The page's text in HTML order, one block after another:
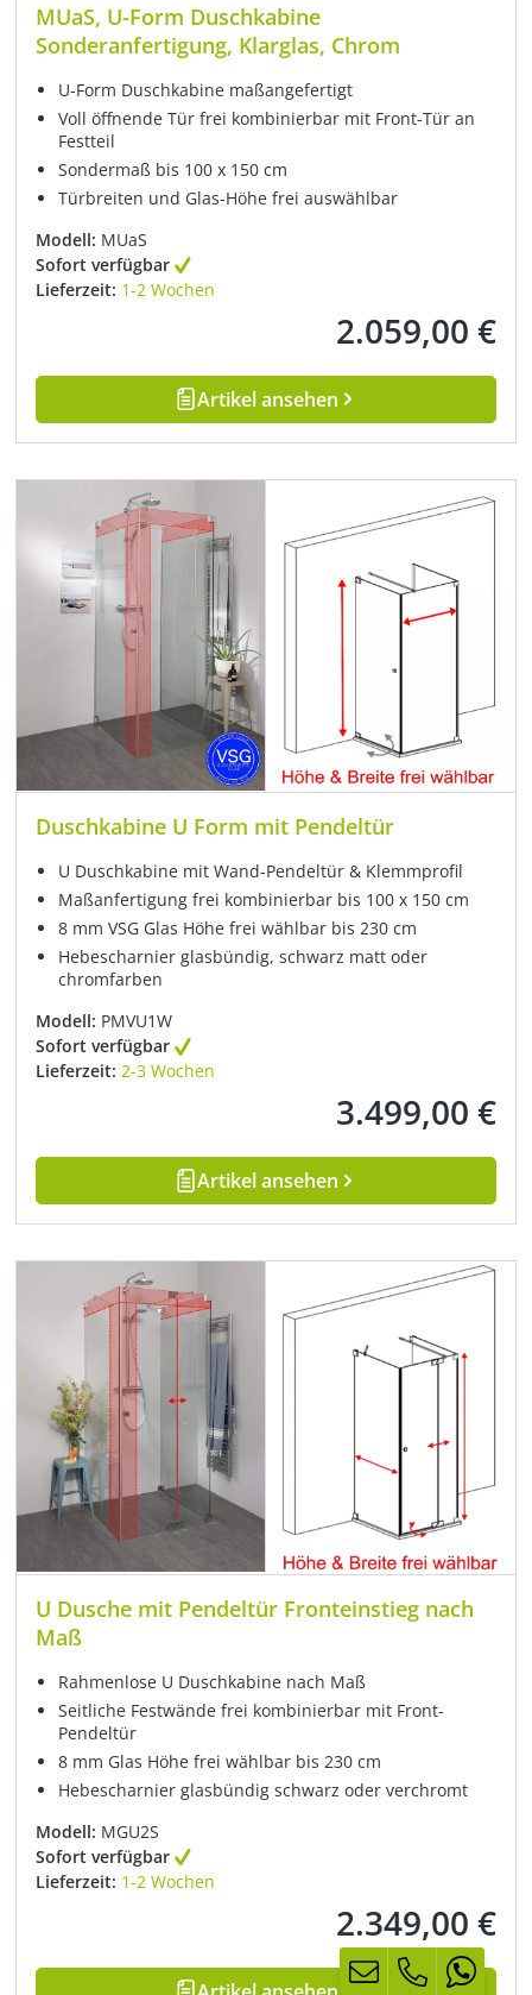
MUaS, U-Form Duschkabine
Sonderanfertigung, Klarglas, Chrom
U-Form Duschkabine maßangefertigt
Voll öffnende Tür frei kombinierbar mit Front-Tür an
Festteil
Sondermaß bis 100 x 150 cm
Türbreiten und Glas-Höhe frei auswählbar
Modell: MUaS
Sofort verfügbar
Lieferzeit: 1-2 Wochen
Regulärer Preis:
2.059,00 €
Artikel ansehen
Duschkabine U Form mit Pendeltür
U Duschkabine mit Wand-Pendeltür & Klemmprofil
Maßanfertigung frei kombinierbar bis 100 x 150 cm
8 mm VSG Glas Höhe frei wählbar bis 230 cm
Hebescharnier glasbündig, schwarz matt oder
chromfarben
Modell: PMVU1W
Sofort verfügbar
Lieferzeit: 2-3 Wochen
Regulärer Preis:
3.499,00 €
Artikel ansehen
U Dusche mit Pendeltür Fronteinstieg nach
Maß
Rahmenlose U Duschkabine nach Maß
Seitliche Festwände frei kombinierbar mit Front-
Pendeltür
8 mm Glas Höhe frei wählbar bis 230 cm
Hebescharnier glasbündig schwarz oder verchromt
Modell: MGU2S
Sofort verfügbar
Lieferzeit: 1-2 Wochen
Regulärer Preis:
2.349,00 €